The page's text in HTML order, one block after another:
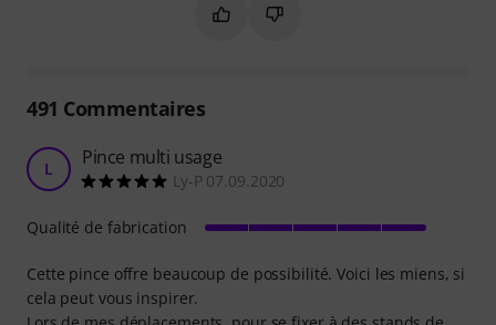
Marquer ce résumé comme utile
Marquer ce résumé comme
491 Commentaires
L Pince multi usage
Ly-P 07.09.2020
Cette pince offre beaucoup de possibilité. Voici les miens, si
cela peut vous inspirer.
Qualité de fabrication